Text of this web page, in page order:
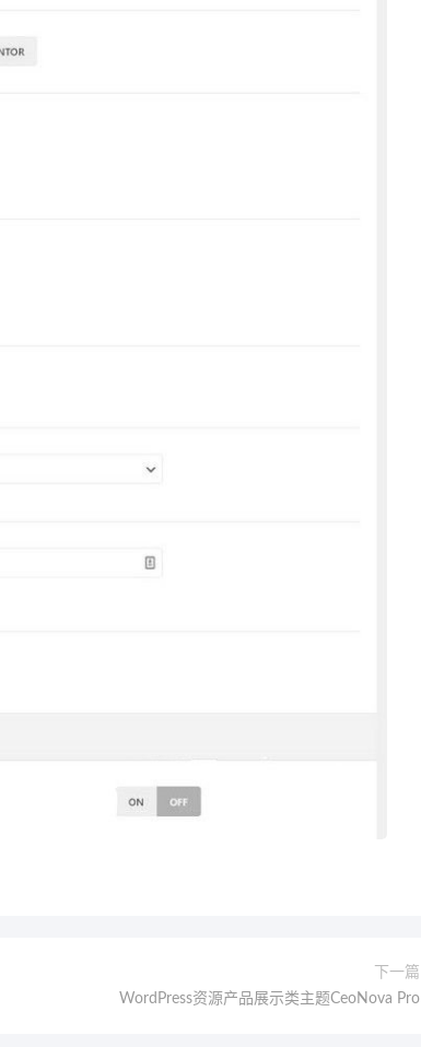
下一篇
WordPress资源产品展示类主题CeoNova Pro